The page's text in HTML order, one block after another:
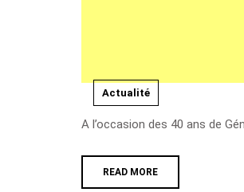
Actualité
A l’occasion des 40 ans de
READ MORE